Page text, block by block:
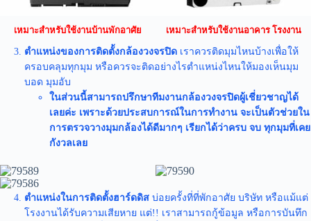
เหมาะสำหรับใช้งานบ้านพักอาศัย เหมาะสำหรับใช้งานอาคาร โรงงาน
ตำแหน่งของการติดตั้งกล้องวงจรปิด เราควรติดมุมไหนบ้างเพื่อให้
ครอบคลุมทุกมุม หรือควรจะติดอย่างไรตำแหน่งไหนให้มองเห็นมุม
บอด มุมอับ
ในส่วนนี้สามารถปรึกษาทีมงานกล้องวงจรปิดผู้เชี่ยวชาญได้
เลยค่ะ เพราะด้วยประสบการณ์ในการทำงาน จะเป็นตัวช่วยใน
การตรวจวางมุมกล้องได้ดีมากๆ เรียกได้ว่าครบ จบ ทุกมุมที่เคย
กังวลเลย
ตำแหน่งในการติดตั้งฮาร์ดดิส บ่อยครั้งที่ที่พักอาศัย บริษัท หรือแม้แต่
โรงงานได้รับความเสียหาย แต่!! เราสามารถกู้ข้อมูล หรือการบันทึก